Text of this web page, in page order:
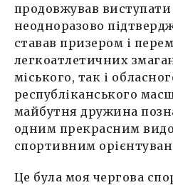
продовжував
неодноразово
ставав призером і
легкоатлетичних
міського, так і
республіканського
майбутня дружина
одним прекрасним
спортивним
Це була моя чергова